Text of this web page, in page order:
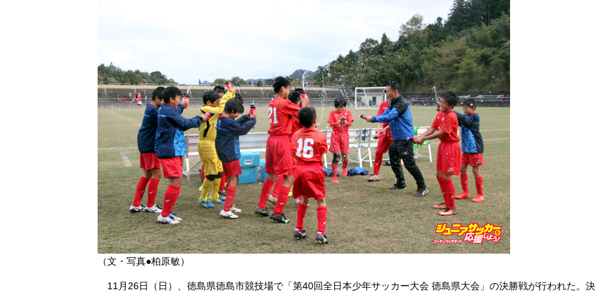
（文・写真●柏原敏）
11月26日（日）、徳島県徳島市競技場で「第40回全日本少年サッカー大会 徳島県大会」の決勝戦が行われた。決